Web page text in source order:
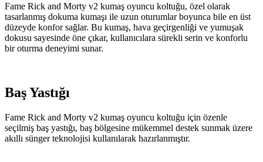
Fame Rick and Morty v2 kumaş oyuncu koltuğu, özel olarak
tasarlanmış dokuma kumaşı ile uzun oturumlar boyunca bile en üst
düzeyde konfor sağlar. Bu kumaş, hava geçirgenliği ve yumuşak
dokusu sayesinde öne çıkar, kullanıcılara sürekli serin ve konforlu
bir oturma deneyimi sunar.
Baş Yastığı
Fame Rick and Morty v2 kumaş oyuncu koltuğu için özenle
seçilmiş baş yastığı, baş bölgesine mükemmel destek sunmak üzere
akıllı sünger teknolojisi kullanılarak hazırlanmıştır.